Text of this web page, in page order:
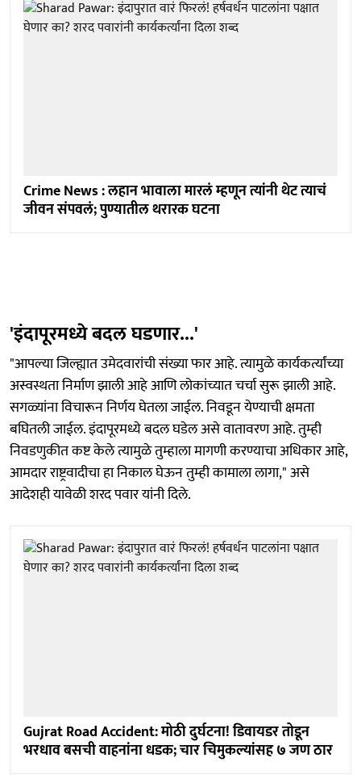
Crime News : लहान भावाला मारलं म्हणून त्यांनी थेट त्याचं
जीवन संपवलं; पुण्यातील थरारक घटना
'इंदापूरमध्ये बदल घडणार...'
"आपल्या जिल्ह्यात उमेदवारांची संख्या फार आहे. त्यामुळे कार्यकर्त्यांच्या
अस्वस्थता निर्माण झाली आहे आणि लोकांच्यात चर्चा सुरू झाली आहे.
सगळ्यांना विचारून निर्णय घेतला जाईल. निवडून येण्याची क्षमता
बघितली जाईल. इंदापूरमध्ये बदल घडेल असे वातावरण आहे. तुम्ही
निवडणुकीत कष्ट केले त्यामुळे तुम्हाला मागणी करण्याचा अधिकार आहे,
आमदार राष्ट्रवादीचा हा निकाल घेऊन तुम्ही कामाला लागा," असे
आदेशही यावेळी शरद पवार यांनी दिले.
Gujrat Road Accident: मोठी दुर्घटना! डिवायडर तोडून
भरधाव बसची वाहनांना धडक; चार चिमुकल्यांसह ७ जण ठार